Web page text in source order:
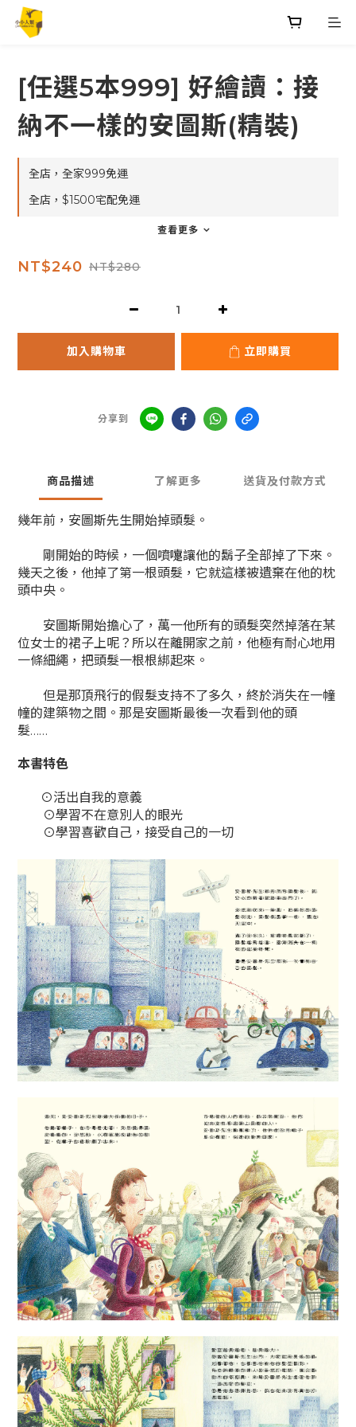
[任選5本999] 好繪讀：接
納不一樣的安圖斯(精裝)
全店，全家999免運
全店，$1500宅配免運
查看更多
NT$240 NT$280
加入購物車 立即購買
分享到
商品描述 了解更多 送貨及付款方式
幾年前，安圖斯先生開始掉頭髮。
剛開始的時候，一個噴嚏讓他的鬍子全部掉了下來。
幾天之後，他掉了第一根頭髮，它就這樣被遺棄在他的枕
頭中央。
安圖斯開始擔心了，萬一他所有的頭髮突然掉落在某
位女士的裙子上呢？所以在離開家之前，他極有耐心地用
一條細繩，把頭髮一根根綁起來。
但是那頂飛行的假髮支持不了多久，終於消失在一幢
幢的建築物之間。那是安圖斯最後一次看到他的頭
髮……
本書特色
⊙活出自我的意義
⊙學習不在意別人的眼光
⊙學習喜歡自己，接受自己的一切